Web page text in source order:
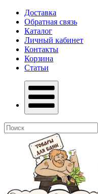
Доставка
Обратная связь
Каталог
Личный кабинет
Контакты
Корзина
Статьи